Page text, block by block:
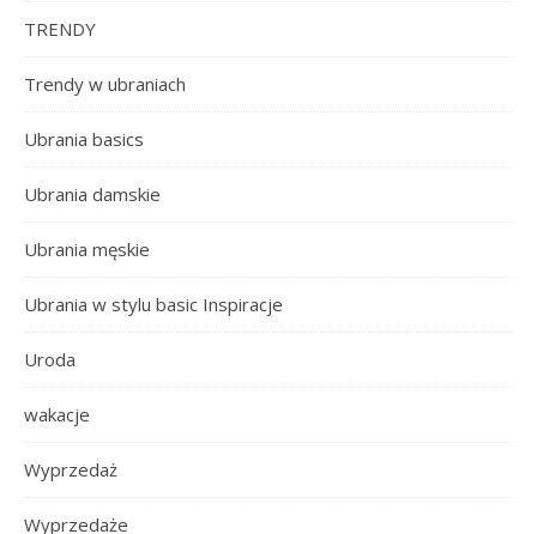
TRENDY
Trendy w ubraniach
Ubrania basics
Ubrania damskie
Ubrania męskie
Ubrania w stylu basic Inspiracje
Uroda
wakacje
Wyprzedaż
Wyprzedaże